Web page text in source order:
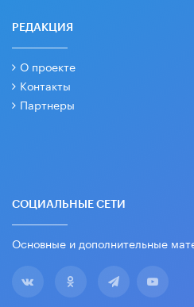
РЕДАКЦИЯ
О проекте
Контакты
Партнеры
СОЦИАЛЬНЫЕ СЕТИ
Основные и дополнительные